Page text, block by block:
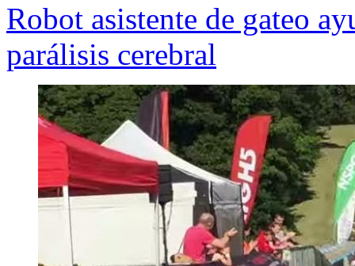
Robot asistente de gateo
parálisis cerebral